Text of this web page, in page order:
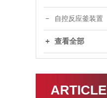
自控反应釜装置
查看全部
ARTICLE